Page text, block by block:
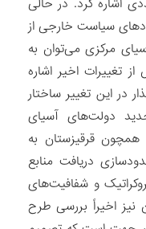
اشاره کرد. در حالی
سیاست خارجی از
مرکزی می‌توان به
تغییرات اخیر اشاره
در این تغییر ساختار
دولت‌های آسیای
قرقیزستان به
دریافت منابع
و شفافیت‌های
اخیراً بررسی طرح